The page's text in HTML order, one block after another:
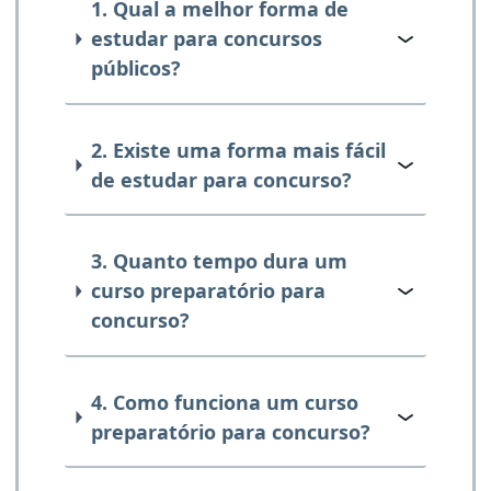
1. Qual a melhor forma de
estudar para concursos
públicos?
2. Existe uma forma mais fácil
de estudar para concurso?
3. Quanto tempo dura um
curso preparatório para
concurso?
4. Como funciona um curso
preparatório para concurso?